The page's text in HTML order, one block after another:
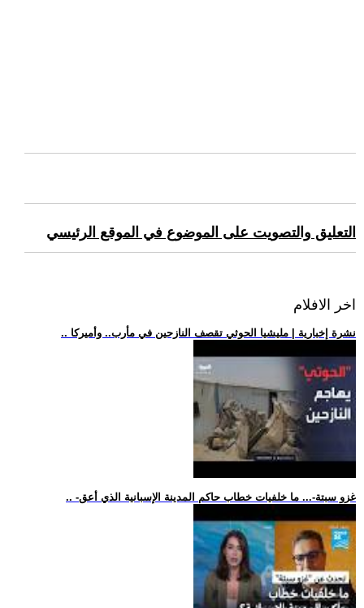
التعليق والتصويت على الموضوع في الموقع الرئيسي
اخر الافلام
.. نشرة إخبارية | مليشيا الحوثي تقصف النازحين في مأرب.. وأميركا
.. -غزو سبتة-... ما خلفيات خطاب حاكم المدينة الإسبانية الذي أعق